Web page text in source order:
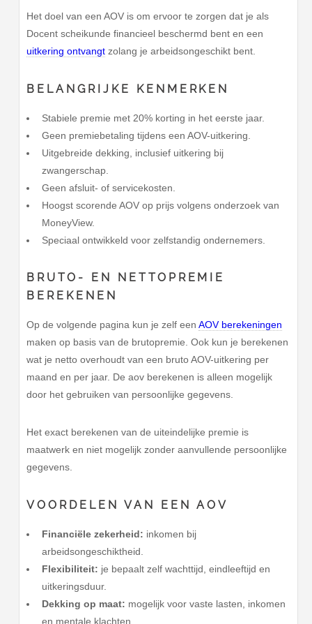
Het doel van een AOV is om ervoor te zorgen dat je als
Docent scheikunde financieel beschermd bent en een
uitkering ontvangt zolang je arbeidsongeschikt bent.
BELANGRIJKE KENMERKEN
Stabiele premie met 20% korting in het eerste jaar.
Geen premiebetaling tijdens een AOV-uitkering.
Uitgebreide dekking, inclusief uitkering bij
zwangerschap.
Geen afsluit- of servicekosten.
Hoogst scorende AOV op prijs volgens onderzoek van
MoneyView.
Speciaal ontwikkeld voor zelfstandig ondernemers.
BRUTO- EN NETTOPREMIE
BEREKENEN
Op de volgende pagina kun je zelf eenAOV berekeningen
maken op basis van de brutopremie. Ook kun je berekenen
wat je netto overhoudt van een bruto AOV-uitkering per
maand en per jaar. De aov berekenen is alleen mogelijk
door het gebruiken van persoonlijke gegevens.
Het exact berekenen van de uiteindelijke premie is
maatwerk en niet mogelijk zonder aanvullende persoonlijke
gegevens.
VOORDELEN VAN EEN AOV
Financiële zekerheid: inkomen bij
arbeidsongeschiktheid.
Flexibiliteit: je bepaalt zelf wachttijd, eindleeftijd en
uitkeringsduur.
Dekking op maat: mogelijk voor vaste lasten, inkomen
en mentale klachten.